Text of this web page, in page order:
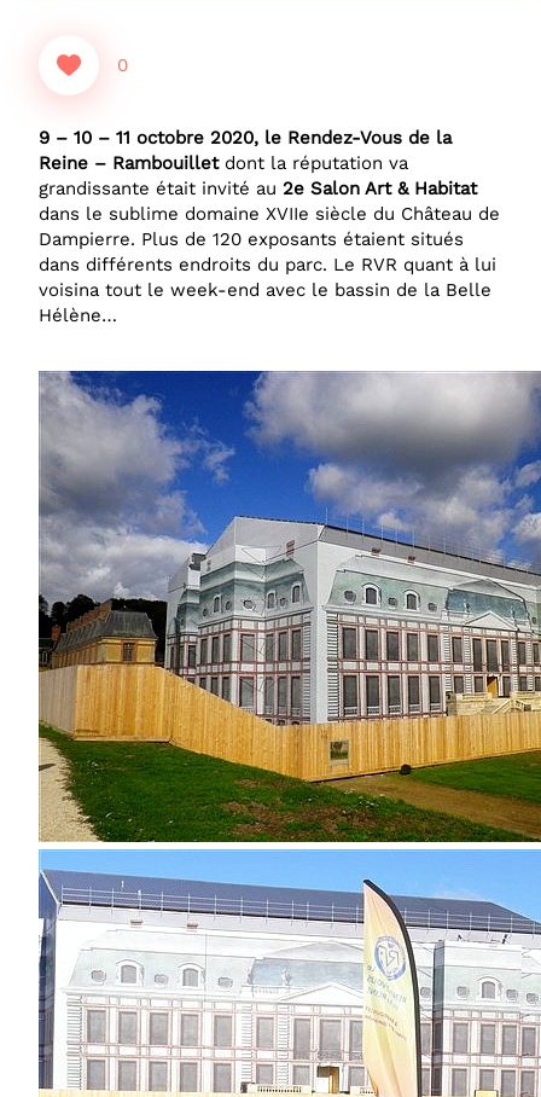
0
9 – 10 – 11 octobre 2020, le Rendez-Vous de la
Reine – Rambouilletdont la réputation va
grandissante était invité au 2e Salon Art & Habitat
dans le sublime domaine XVIIe siècle du Château de
Dampierre. Plus de 120 exposants étaient situés
dans différents endroits du parc. Le RVR quant à lui
voisina tout le week-end avec le bassin de la Belle
Hélène…